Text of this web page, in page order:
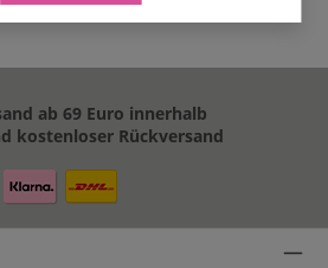
ab 69 Euro innerhalb
kostenloser Rückversand